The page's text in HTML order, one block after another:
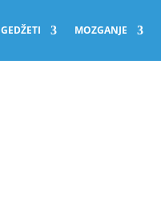
GEDŽETI MOZGANJE